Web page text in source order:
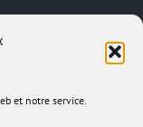
et notre service.